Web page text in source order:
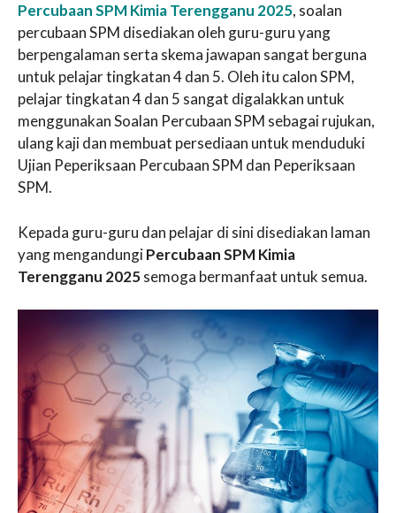
Percubaan SPM Kimia Terengganu 2025, soalan
percubaan SPM disediakan oleh guru-guru yang
berpengalaman serta skema jawapan sangat berguna
untuk pelajar tingkatan 4 dan 5. Oleh itu calon SPM,
pelajar tingkatan 4 dan 5 sangat digalakkan untuk
menggunakan Soalan Percubaan SPM sebagai rujukan,
ulang kaji dan membuat persediaan untuk menduduki
Ujian Peperiksaan Percubaan SPM dan Peperiksaan
SPM.
Kepada guru-guru dan pelajar di sini disediakan laman
yang mengandungiPercubaan SPM Kimia
Terengganu 2025semoga bermanfaat untuk semua.